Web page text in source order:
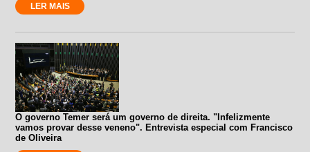
LER MAIS
O governo Temer será um governo de direita. "Infelizmente
vamos provar desse veneno". Entrevista especial com Francisco
de Oliveira